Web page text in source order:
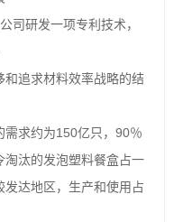
研发一项专利技术，
追求材料效率战略的结
求约为150亿只，90％
淘汰的发泡塑料餐盒占一
达地区，生产和使用占